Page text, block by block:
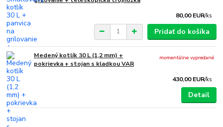
80,00 EUR/ks
Pridať do košíka
Medený kotlík 30 L (1,2 mm) +
pokrievka + stojan s kladkou VAR
430,00 EUR/ks
momentálne vypredané
Detail